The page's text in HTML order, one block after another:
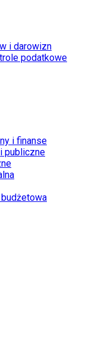
i darowizn
podatkowe
i finanse
publiczne